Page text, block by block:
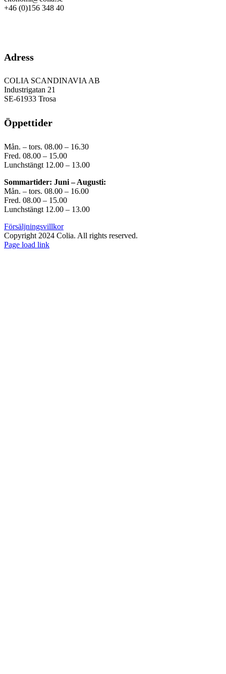
+46 (0)156 348 40
Adress
COLIA SCANDINAVIA AB
Industrigatan 21
SE-61933 Trosa
Öppettider
Mån. – tors. 08.00 – 16.30
Fred. 08.00 – 15.00
Lunchstängt 12.00 – 13.00
Sommartider: Juni – Augusti:
Mån. – tors. 08.00 – 16.00
Fred. 08.00 – 15.00
Lunchstängt 12.00 – 13.00
Försäljningsvillkor
Copyright 2024 Colia. All rights reserved.
Page load link